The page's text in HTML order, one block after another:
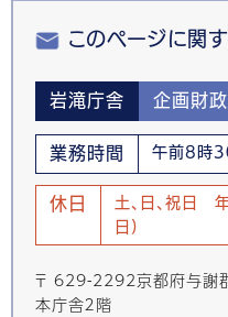
このページに関
岩滝庁舎 企画財
業務時間 午前8時
休日
土、日、祝日
日)
〒 629-2292京都府与謝
本庁舎２階